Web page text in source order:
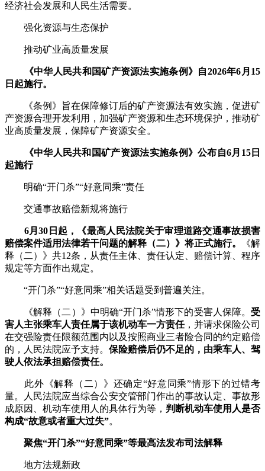
经济社会发展和人民生活需要。
强化资源与生态保护
推动矿业高质量发展
《中华人民共和国矿产资源法实施条例》自2026年6月15
日起施行。
《条例》旨在保障修订后的矿产资源法有效实施，促进矿
产资源合理开发利用，加强矿产资源和生态环境保护，推动矿
业高质量发展，保障矿产资源安全。
《中华人民共和国矿产资源法实施条例》公布自6月15日
起施行
明确“开门杀”“好意同乘”责任
交通事故赔偿新规将施行
6月30日起，《最高人民法院关于审理道路交通事故损害
赔偿案件适用法律若干问题的解释（二）》将正式施行。
《解
释（二）》共12条，从责任主体、责任认定、赔偿计算、程序
规定等方面作出规定。
“开门杀”“好意同乘”相关话题受到普遍关注。
《解释（二）》中明确“开门杀”情形下的受害人保障。 受
害人主张乘车人责任属于该机动车一方责任，并请求保险公司
在交强险责任限额范围内以及按照商业三者险合同的约定赔偿
的，人民法院应予支持。 保险赔偿后仍不足的，由乘车人、驾
驶人依法承担赔偿责任。
此外《解释（二）》还确定“好意同乘”情形下的过错考
量。人民法院应当综合公安交管部门作出的事故认定、事故形
成原因、机动车使用人的具体行为等， 判断机动车使用人是否
构成“故意或者重大过失”。
聚焦“开门杀”“好意同乘”等最高法发布司法解释
地方法规新政